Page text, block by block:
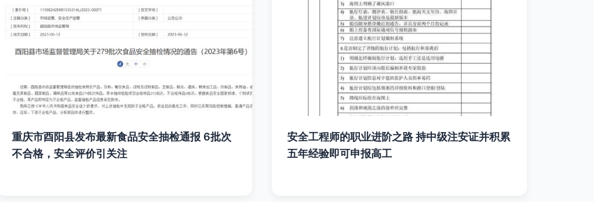
重庆市酉阳县发布最新食品安全抽检通报 6批次
不合格，安全评价引关注
安全工程师的职业进阶之路 持中级注安证并积累
五年经验即可申报高工